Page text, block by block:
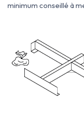
minimum conseillé à